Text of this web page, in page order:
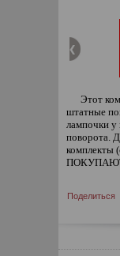
Этот
штатные
лампочки у
поворота.
Поделиться